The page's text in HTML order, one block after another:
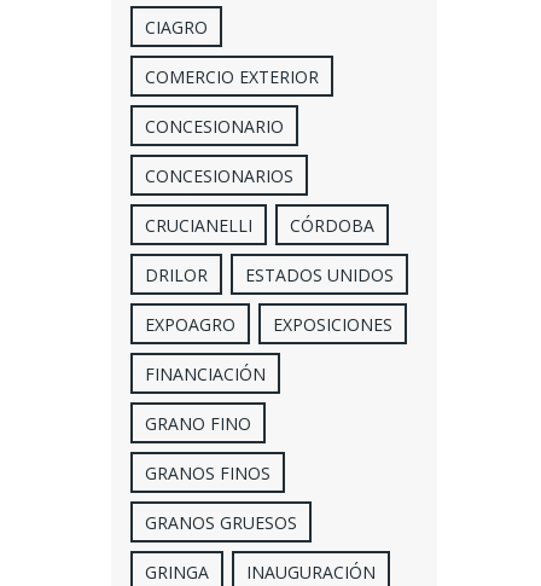
CIAGRO
COMERCIO EXTERIOR
CONCESIONARIO
CONCESIONARIOS
CRUCIANELLI CÓRDOBA
DRILOR ESTADOS UNIDOS
EXPOAGRO EXPOSICIONES
FINANCIACIÓN
GRANO FINO
GRANOS FINOS
GRANOS GRUESOS
GRINGA INAUGURACIÓN